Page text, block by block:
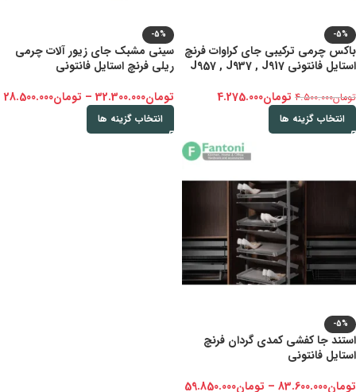
-5%
باکس چرمی ترکیبی جای کراوات فرنچ
استایل فانتونی J957 , J937 , J917
تومان4.500.000 تومان4.275.000
انتخاب گزینه ها
-5%
سینی مشبک جای زیور آلات چرمی
ریلی فرنچ استایل فانتونی
تومان32.300.000
– تومان28.500.000
انتخاب گزینه ها
-5%
استند جا کفشی کمدی گردان فرنچ
استایل فانتونی
تومان83.600.000
– تومان59.850.000